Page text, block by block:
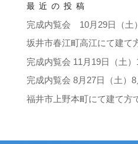
最近の投稿
完成内覧会 10月29日（土
坂井市春江町高江にて建て
完成内覧会 11月19日（土）
完成内覧会 8月27日（土）8
福井市上野本町にて建て方